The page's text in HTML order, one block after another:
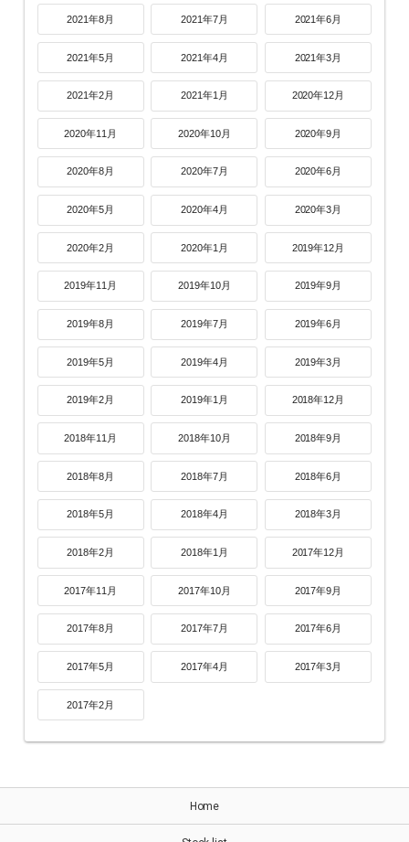
2021年8月 2021年7月 2021年6月
2021年5月 2021年4月 2021年3月
2021年2月 2021年1月 2020年12月
2020年11月 2020年10月 2020年9月
2020年8月 2020年7月 2020年6月
2020年5月 2020年4月 2020年3月
2020年2月 2020年1月 2019年12月
2019年11月 2019年10月 2019年9月
2019年8月 2019年7月 2019年6月
2019年5月 2019年4月 2019年3月
2019年2月 2019年1月 2018年12月
2018年11月 2018年10月 2018年9月
2018年8月 2018年7月 2018年6月
2018年5月 2018年4月 2018年3月
2018年2月 2018年1月 2017年12月
2017年11月 2017年10月 2017年9月
2017年8月 2017年7月 2017年6月
2017年5月 2017年4月 2017年3月
2017年2月
Home